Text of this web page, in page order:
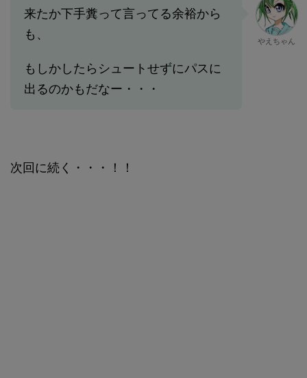
来たか下手糞って言ってる余裕から
も、
もしかしたらシュートせずにパスに
出るのかもだなー・・・
やえちゃん
次回に続く・・・！！